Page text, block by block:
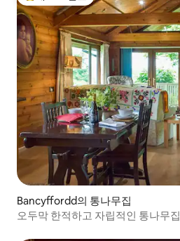
Bancyffordd의 통나무집
오두막 한적하고 자립적인 통나무집